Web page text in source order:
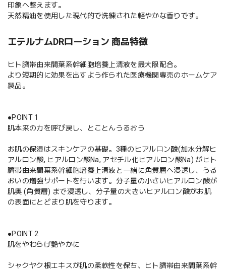
印象へ整えます。
天然精油を使用した現代的で洗練された軽やかな香りです。
エテルナムDRローション 商品特徴
ヒト臍帯由来間葉系幹細胞培養上清液を最大限配合。
より短期的に効果を出すよう作られた医療機関専売のホームケア
製品。
●POINT 1
肌本来の力を呼び戻し、とことんうるおう
お肌の保湿はスキンケアの基礎。3種のヒアルロン酸(加水分解ヒ
アルロン酸, ヒアルロン酸Na, アセチル化ヒアルロン酸Na) がヒト
臍帯由来間葉系幹細胞培養上清液と一緒に角質層へ浸透し、うる
おいの増強サポートを行います。分子量の小さいヒアルロン酸が
肌奥 (角質層) まで浸透し、分子量の大きいヒアルロン酸がお肌
の表面にとどまり肌を守ります。
●POINT 2
肌をやわらげ艶やかに
シャクヤク根エキスが肌の柔軟性を保ち、ヒト臍帯由来間葉系幹